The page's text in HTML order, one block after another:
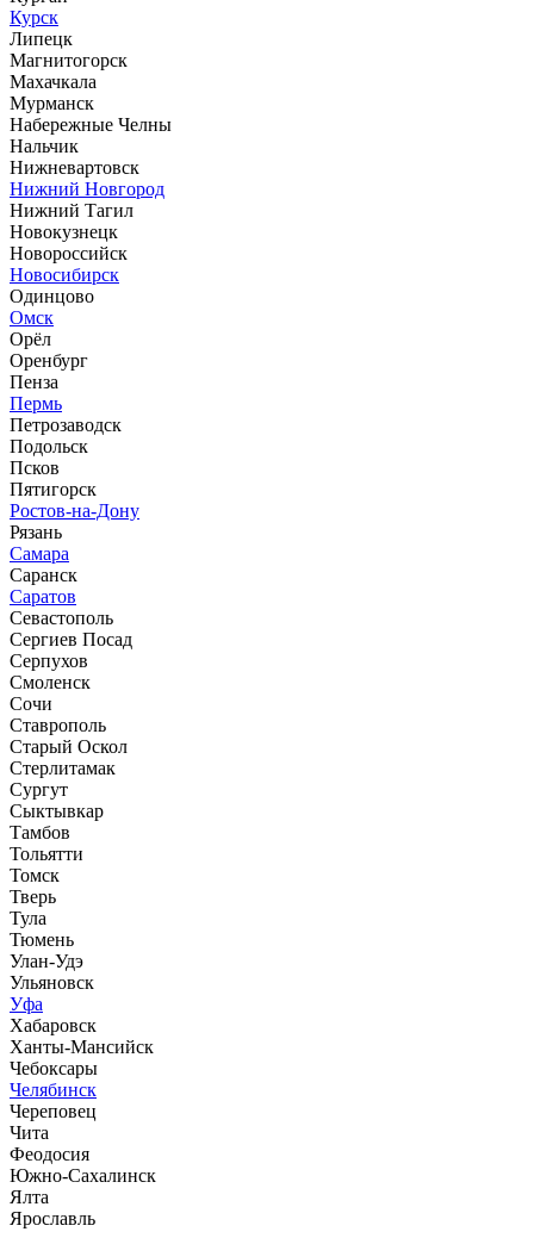
Курск
Липецк
Магнитогорск
Махачкала
Мурманск
Набережные Челны
Нальчик
Нижневартовск
Нижний Новгород
Нижний Тагил
Новокузнецк
Новороссийск
Новосибирск
Одинцово
Омск
Орёл
Оренбург
Пенза
Пермь
Петрозаводск
Подольск
Псков
Пятигорск
Ростов-на-Дону
Рязань
Самара
Саранск
Саратов
Севастополь
Сергиев Посад
Серпухов
Смоленск
Сочи
Ставрополь
Старый Оскол
Стерлитамак
Сургут
Сыктывкар
Тамбов
Тольятти
Томск
Тверь
Тула
Тюмень
Улан-Удэ
Ульяновск
Уфа
Хабаровск
Ханты-Мансийск
Чебоксары
Челябинск
Череповец
Чита
Феодосия
Южно-Сахалинск
Ялта
Ярославль